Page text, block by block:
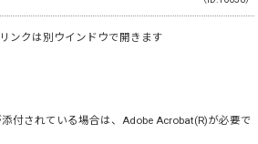
ンクは別ウインドウで開きます
付されている場合は、Adobe Acrobat(R)が必要で